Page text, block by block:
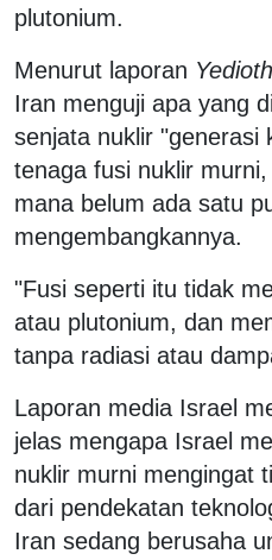
plutonium.
Menurut laporan
Iran menguji apa yang
senjata nuklir "generasi
tenaga fusi nuklir
mana belum ada satu
mengembangkannya.
"Fusi seperti itu tidak
atau plutonium, dan
tanpa radiasi atau
Laporan media Israel
jelas mengapa Israel
nuklir murni mengingat
dari pendekatan
Iran sedang berusaha